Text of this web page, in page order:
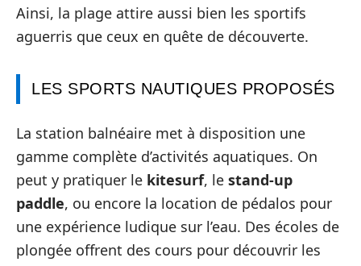
Ainsi, la plage attire aussi bien les sportifs
aguerris que ceux en quête de découverte.
LES SPORTS NAUTIQUES PROPOSÉS
La station balnéaire met à disposition une
gamme complète d’activités aquatiques. On
peut y pratiquer le kitesurf, le stand-up
paddle, ou encore la location de pédalos pour
une expérience ludique sur l’eau. Des écoles de
plongée offrent des cours pour découvrir les